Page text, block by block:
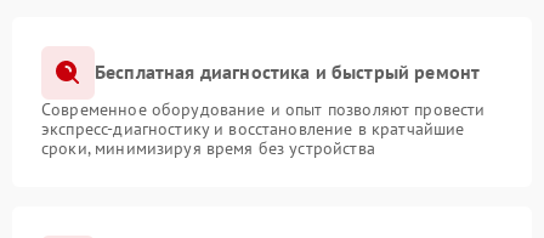
Бесплатная диагностика и быстрый ремонт
Современное оборудование и опыт позволяют провести
экспресс-диагностику и восстановление в кратчайшие
сроки, минимизируя время без устройства